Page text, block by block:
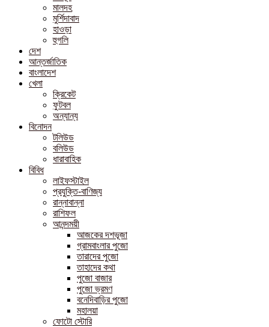
মালদহ
মুর্শিদাবাদ
হাওড়া
হুগলি
দেশ
আন্তর্জাতিক
বাংলাদেশ
খেলা
ক্রিকেট
ফুটবল
অন্যান্য
বিনোদন
টলিউড
বলিউড
ধারাবাহিক
বিবিধ
লাইফস্টাইল
প্রযুক্তি-বাণিজ্য
রান্নাবান্না
রাশিফল
আনন্দময়ী
আজকের দশভূজা
গ্রামবাংলার পুজো
তারাদের পুজো
তাহাদের কথা
পুজো বাজার
পুজো ভ্রমণ
বনেদিবাড়ির পুজো
মহালয়া
ফোটো স্টোরি